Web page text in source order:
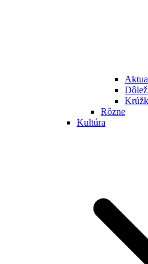
Rôzne
Kultúra